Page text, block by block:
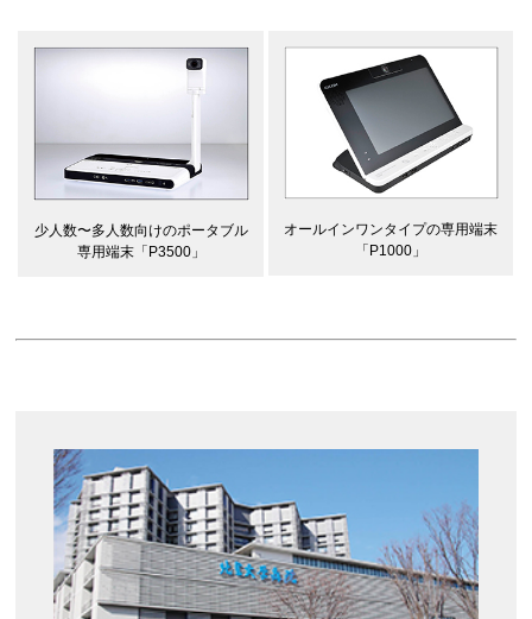
少人数〜多人数向けのポータブル
専用端末「P3500」
オールインワンタイプの専用端末
「P1000」